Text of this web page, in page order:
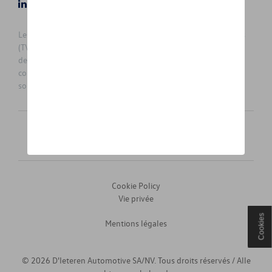
Les prix affichés sur le présent site sont des prix recommandés
(TVAc), hors éventuels frais de montage. Pour connaitre le prix
de vente actuel et les éventuels frais de montage, veuillez
contacter votre concessionnaire/agent. Les prix recommandés
sont sujets à des changements sans préavis.
Mentions légales
Cookie Policy
Vie privée
© 2026 D'Ieteren Automotive SA/NV. Tous droits réservés / Alle
Cookies